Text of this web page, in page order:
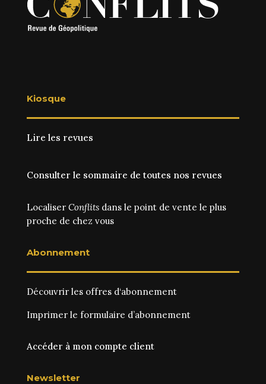
Kiosque
Lire les revues
Consulter le sommaire de toutes nos revues
Localiser Conflitsdans le point de vente le plus
proche de chez vous
Abonnement
Découvrir les offres d‘abonnement
Imprimer le formulaire d’abonnement
Accéder à mon compte client
Newsletter